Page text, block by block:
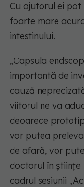
Cu ajutorul ei pot
foarte mare
intestinului.
„Capsula
importantă de
cauză
viitorul ne va
deoarece
vor putea
de afară, vor
doctorul în științe
cadrul sesiunii